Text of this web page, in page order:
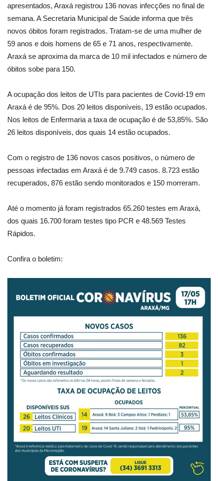
apresentados, Araxá registrou 136 novas infecções no final de
semana. A Secretaria Municipal de Saúde informa que três
novos óbitos foram registrados. Tratam-se de uma mulher de
59 anos e dois homens de 65 e 71 anos, respectivamente.
Araxá se aproxima da marca de 10 mil infectados e número de
óbitos sobe para 150.
A ocupação dos leitos de UTIs para pacientes de Covid-19 em
Araxá é de 95%. Dos 20 leitos disponíveis, 19 estão ocupados.
Nos leitos de Enfermaria a taxa de ocupação é de 53,85%. São
26 leitos disponíveis, dos quais 14 estão ocupados.
Com o registro de 136 novos casos positivos, o número de
pessoas infectadas em Araxá é de 9.749 casos. 8.723 estão
recuperados, 876 estão sendo monitorados e 150 morreram.
Até o momento já foram registrados 65.260 testes em Araxá,
dos quais 16.700 foram testes tipo PCR e 48.569 Testes
Rápidos.
Confira o boletim: